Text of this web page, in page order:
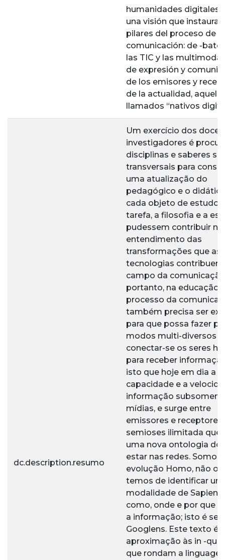
humanidades digitales
una visión que instaura
pilares del proceso de la
comunicación: de -bate
las TIC y las
de expresión y
de los emisores y
de la actualidad,
llamados “nativos
dc.description.resumo
Um exercício dos
investigadores é
disciplinas e saberes
transversais para
uma atualização do
pedagógico e o
cada objeto de estudo.
tarefa, a filosofia e a
pudessem contribuir no
entendimento das
transformações que as
tecnologias
campo da
portanto, na educação.
processo da
também precisa ser
para que possa fazer
modos multi-diversos
conectar-se os seres
para receber
isto que hoje em dia a
capacidade e a
informação subsomem
mídias, e surge entre
emissores e receptores
semioses ilimitada que
uma nova ontologia do
estar nas redes. Somos
evolução Homo, não
temos de identificar
modalidade de
como, onde e por que
a informação; isto é ser
Googlens. Este texto é
aproximação às in -
que rondam a